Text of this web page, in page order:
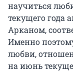
научиться
текущего года
Арканом,
Именно
любви,
на июнь